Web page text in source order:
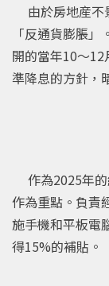
由於房地産不
「反通貨膨脹
開的當年10～
準降息的方針，
作為2025年的
作為重點。負責
施手機和平板電
得15%的補貼。